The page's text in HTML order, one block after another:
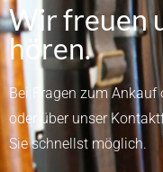
Wir freuen
hören.
Bei Fragen zum
oder über unser
Sie schnellst möglich.